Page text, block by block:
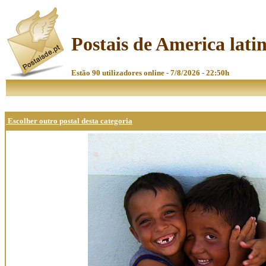
Postais de America
Estão 90 utilizadores online - 7/8/2026 - 22:50h
Escolher outro postal desta categoria